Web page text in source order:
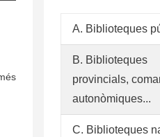
sobre
adquisiciones
A. Biblioteques
B. Biblioteques
provincials,
autonòmiques...
C. Biblioteques